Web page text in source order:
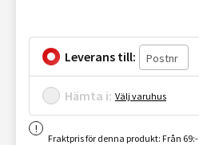
Leverans till:
Hämta i: Välj varuhus
Fraktpris för denna produkt: Från 69:-